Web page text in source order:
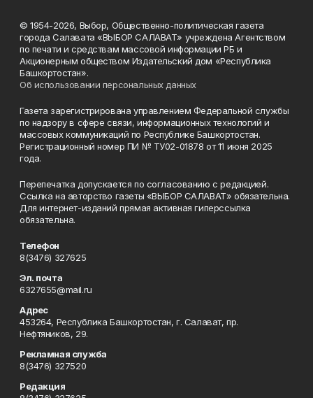
© 1954-2026, Выбор, Общественно-политическая газета
города Салавата «ВЫБОР САЛАВАТ» учреждена Агентством
по печати и средствам массовой информации РБ и
Акционерным обществом Издательский дом «Республика
Башкортостан».
Об использовании персональных данных
Газета зарегистрирована управлением Федеральной службы
по надзору в сфере связи, информационных технологий и
массовых коммуникаций по Республике Башкортостан.
Регистрационный номер ПИ № ТУ02-01878 от 11 июня 2025
года.
Перепечатка допускается по согласованию с редакцией.
Ссылка на авторство газеты «ВЫБОР САЛАВАТ» обязательна.
Для интернет-изданий прямая активная гиперссылка
обязательна.
Телефон
8(3476) 327625
Эл. почта
6327655@mail.ru
Адрес
453264, Республика Башкортостан, г. Салават, пр.
Нефтяников, 29.
Рекламная служба
8(3476) 327520
Редакция